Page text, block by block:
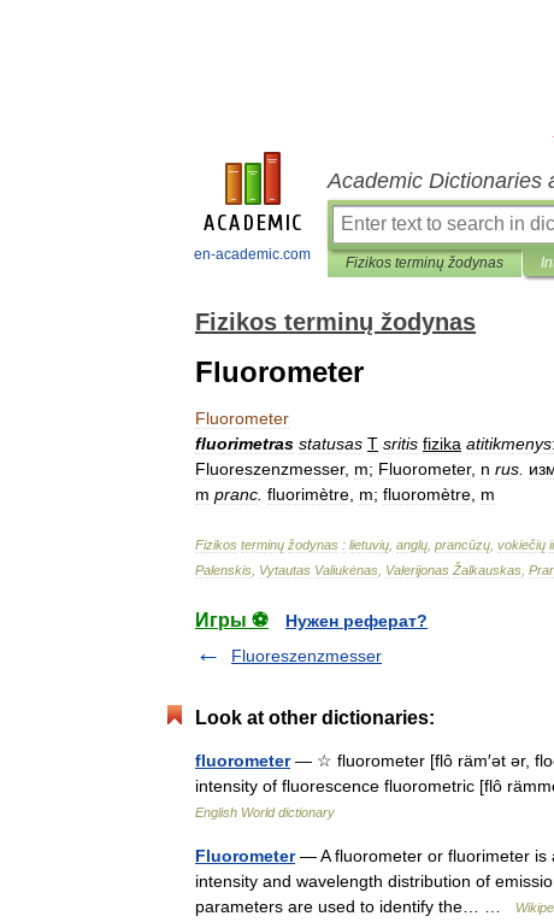
en-academic.com
Academic Dictionaries
Fizikos terminų žodynas
Fizikos terminų žodynas
Fluorometer
Fluorometer
fluorimetras statusas T sritis fizika atitikmenys:
Fluoreszenzmesser, m; Fluorometer, n rus
m pranc fluorimètre m; fluoromètre m
Fizikos terminų žodynas : lietuvių anglų prancūzų vokiečių
Palenskis Vytautas Valiukėnas Valerijonas Žalkauskas
Игры ⚽
Нужен реферат?
Fluoreszenzmesser
Look at other dictionaries:
fluorometer— ☆ fluorometer [flô räm′ət ər,
intensity of fluorescence fluorometric [flô
English World dictionary
Fluorometer— A fluorometer or fluorimeter is
intensity and wavelength distribution of
parameters are used to identify the… …